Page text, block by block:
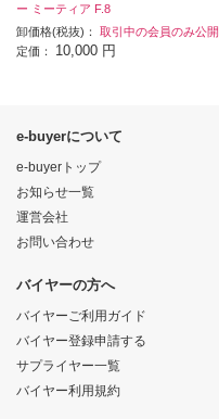
ー ミーティア F.8
卸価格(税抜)： 取引中の会員のみ公開
定価： 10,000 円
e-buyerについて
e-buyerトップ
お知らせ一覧
運営会社
お問い合わせ
バイヤーの方へ
バイヤーご利用ガイド
バイヤー登録申請する
サプライヤー一覧
バイヤー利用規約